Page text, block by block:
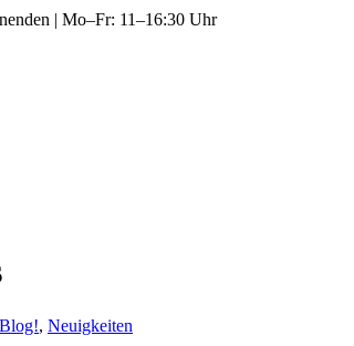
| Mo–Fr: 11–16:30 Uhr
Blog!, Neuigkeiten